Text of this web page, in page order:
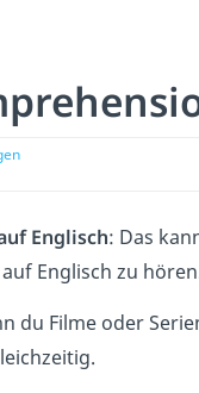
Englisch: Das
Englisch zu
du Filme oder